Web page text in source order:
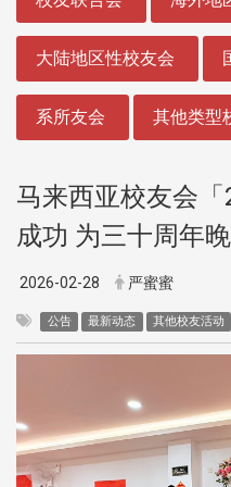
大陆地区性校友会
系所友会 其他类型
马来西亚校友会
成功 为三十周年
2026-02-28 严蜜蜜
公告 最新动态 其他校友活动